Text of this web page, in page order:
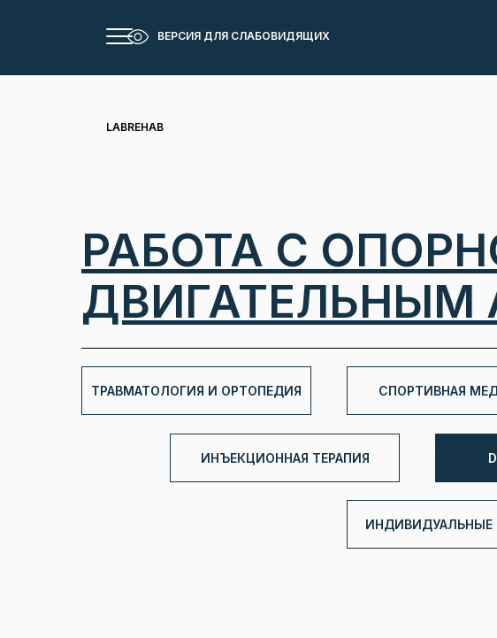
ВЕРСИЯ ДЛЯ СЛАБОВИДЯЩИХ
LABREHAB
РАБОТА С
ДВИГАТЕЛЬНЫМ
ТРАВМАТОЛОГИЯ И ОРТОПЕДИЯ СПОРТИВНАЯ
ИНЪЕКЦИОННАЯ ТЕРАПИЯ
ИНДИВИДУАЛЬНЫЕ